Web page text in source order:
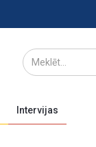
Intervijas